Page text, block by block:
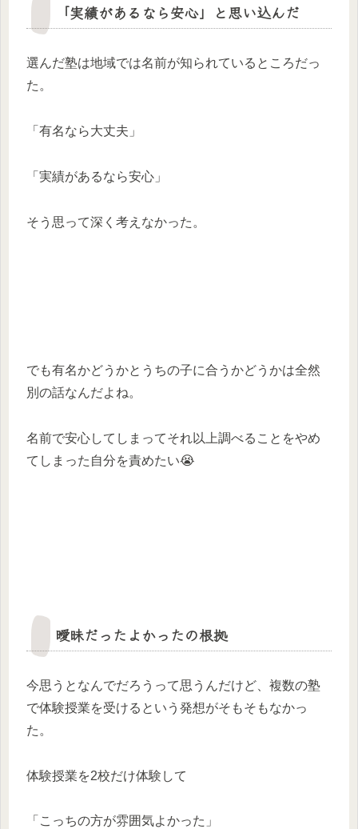
「実績があるなら安心」と思い込んだ
選んだ塾は地域では名前が知られているところだっ
た。
「有名なら大丈夫」
「実績があるなら安心」
そう思って深く考えなかった。
でも有名かどうかとうちの子に合うかどうかは全然
別の話なんだよね。
名前で安心してしまってそれ以上調べることをやめ
てしまった自分を責めたい😭
曖昧だったよかったの根拠
今思うとなんでだろうって思うんだけど、複数の塾
で体験授業を受けるという発想がそもそもなかっ
た。
体験授業を2校だけ体験して
「こっちの方が雰囲気よかった」